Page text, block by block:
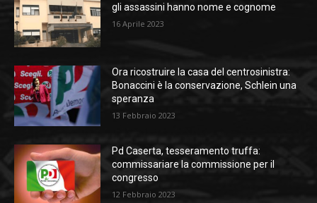
gli assassini hanno nome e cognome
16 Aprile 2023
Ora ricostruire la casa del centrosinistra:
Bonaccini è la conservazione, Schlein una
speranza
13 Febbraio 2023
Pd Caserta, tesseramento truffa:
commissariare la commissione per il
congresso
12 Febbraio 2023